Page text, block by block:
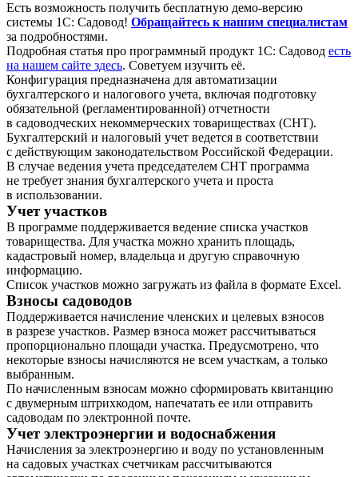
Есть возможность получить бесплатную демо-версию
системы 1С: Садовод! Обращайтесь к нашим специалистам
за подробностями.
Подробная статья про программный продукт 1С: Садовод есть
на нашем сайте здесь. Советуем изучить её.
Конфигурация предназначена для автоматизации
бухгалтерского и налогового учета, включая подготовку
обязательной (регламентированной) отчетности
в садоводческих некоммерческих товариществах (СНТ).
Бухгалтерский и налоговый учет ведется в соответствии
с действующим законодательством Российской Федерации.
В случае ведения учета председателем СНТ программа
не требует знания бухгалтерского учета и проста
в использовании.
Учет участков
В программе поддерживается ведение списка участков
товарищества. Для участка можно хранить площадь,
кадастровый номер, владельца и другую справочную
информацию.
Список участков можно загружать из файла в формате Excel.
Взносы садоводов
Поддерживается начисление членских и целевых взносов
в разрезе участков. Размер взноса может рассчитываться
пропорционально площади участка. Предусмотрено, что
некоторые взносы начисляются не всем участкам, а только
выбранным.
По начисленным взносам можно сформировать квитанцию
с двумерным штрихкодом, напечатать ее или отправить
садоводам по электронной почте.
Учет электроэнергии и водоснабжения
Начисления за электроэнергию и воду по установленным
на садовых участках счетчикам рассчитываются